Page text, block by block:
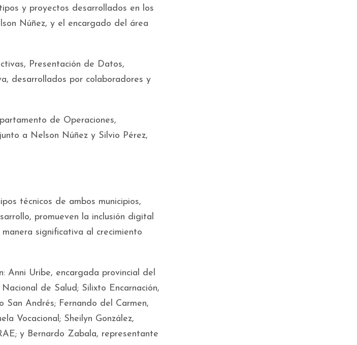
y proyectos desarrollados en los
Núñez, y el encargado del área
Presentación de Datos,
desarrollados por colaboradores y
de Operaciones,
a Nelson Núñez y Silvio Pérez,
técnicos de ambos municipios,
promueven la inclusión digital
significativa al crecimiento
Anni Uribe, encargada provincial del
de Salud; Silixto Encarnación,
Andrés; Fernando del Carmen,
Vocacional; Sheilyn González,
y Bernardo Zabala, representante